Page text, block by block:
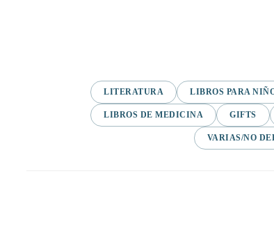
LITERATURA LIBROS PARA
LIBROS DE MEDICINA GIFTS
VARIAS/NO